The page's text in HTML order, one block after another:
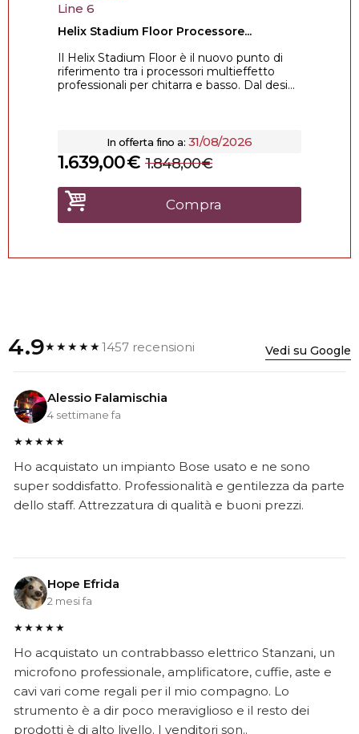
Line 6
Helix Stadium Floor Processore...
Il Helix Stadium Floor è il nuovo punto di
riferimento tra i processori multieffetto
professionali per chitarra e basso. Dal desi...
In offerta fino a: 31/08/2026
€
1.639,00 €
1.848,00
Compra
4.9★★★★★1457 recensioni Vedi su Google
Alessio Falamischia
4 settimane fa
★★★★★
Ho acquistato un impianto Bose usato e ne sono
super soddisfatto. Professionalità e gentilezza da parte
dello staff. Attrezzatura di qualità e buoni prezzi.
Hope Efrida
2 mesi fa
★★★★★
Ho acquistato un contrabbasso elettrico Stanzani, un
microfono professionale, amplificatore, cuffie, aste e
cavi vari come regali per il mio compagno. Lo
strumento è a dir poco meraviglioso e il resto dei
prodotti è di alto livello. I venditori son..